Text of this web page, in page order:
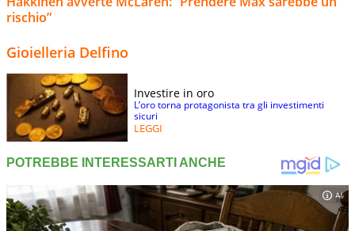
rischio”
Gioielleria Delfino
Investire in oro
L’oro torna protagonista tra gli investimenti
sicuri
LEGGI